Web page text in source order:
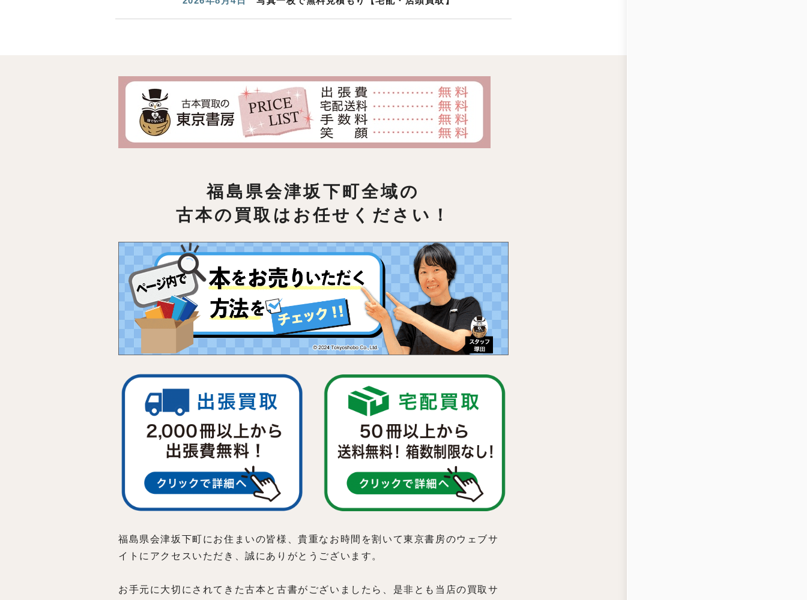
福島県会津坂下町全域の
古本の買取はお任せください！
福島県会津坂下町にお住まいの皆様、貴重なお時間を割いて東京書房のウェブサ
イトにアクセスいただき、誠にありがとうございます。
お手元に大切にされてきた古本と古書がございましたら、是非とも当店の買取サ